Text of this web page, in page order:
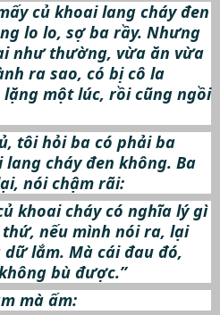
củ khoai lang cháy đen
lo lo, sợ ba rầy. Nhưng
như thường, vừa ăn vừa
ra sao, có bị cô la
một lúc, rồi cũng ngồi
tôi hỏi ba có phải ba
cháy đen không. Ba
nói chậm rãi:
khoai cháy có nghĩa lý gì
nếu mình nói ra, lại
lắm. Mà cái đau đó,
bù được.”
mà ấm: